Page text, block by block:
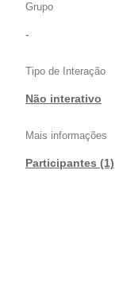
Grupo
-
Tipo de Interação
Não interativo
Mais informações
Participantes (1)